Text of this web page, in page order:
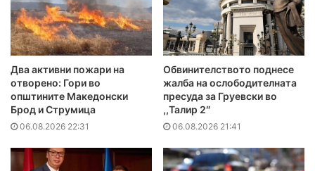
Два активни пожари на
отворено: Гори во
општините Македонски
Брод и Струмица
06.08.2026 22:31
Обвинителството поднесе
жалба на ослободителната
пресуда за Груевски во
,,Талир 2″
06.08.2026 21:41